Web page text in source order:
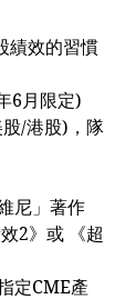
績效的習慣
6月限定)
/港股)，隊
尼」著作
2》或 《超
定CME產